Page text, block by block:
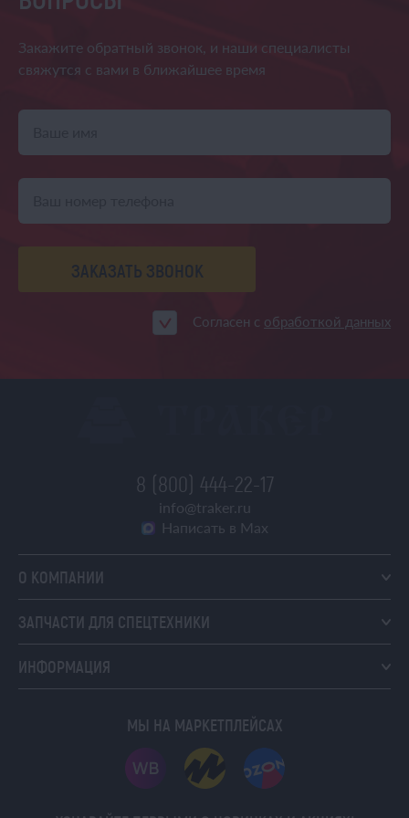
Закажите обратный звонок, и наши специалисты
свяжутся с вами в ближайшее время
ЗАКАЗАТЬ ЗВОНОК
Согласен с обработкой данных
8 (800) 444-22-17
info@traker.ru
Написать в Max
О КОМПАНИИ
ЗАПЧАСТИ ДЛЯ СПЕЦТЕХНИКИ
ИНФОРМАЦИЯ
МЫ НА МАРКЕТПЛЕЙСАХ